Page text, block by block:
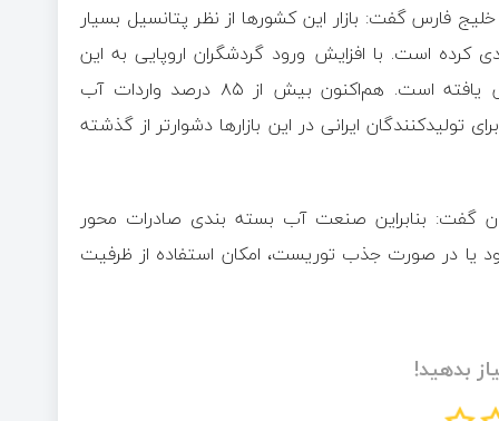
فارس گفت: بازار این کشور‌ها از نظر پتانسیل بسیار
کرده است. با افزایش ورود گردشگران اروپایی به این
کشورها، تمایل مصرف‌کنندگان به آب‌های وارداتی اروپایی افزایش یافته است. هم‌اکنون بیش از ۸۵ درصد واردات آب
ایرانی در این بازار‌ها دشوارتر از گذشته
گفت: بنابراین صنعت آب بسته بندی صادرات محور
یا در صورت جذب توریست، امکان استفاده از ظرفیت
بدهید!